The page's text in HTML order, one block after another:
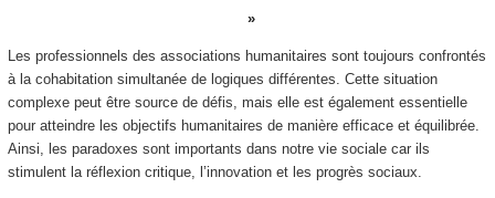
Les professionnels des associations humanitaires sont toujours confrontés
à la cohabitation simultanée de logiques différentes. Cette situation
complexe peut être source de défis, mais elle est également essentielle
pour atteindre les objectifs humanitaires de manière efficace et équilibrée.
Ainsi, les paradoxes sont importants dans notre vie sociale car ils
stimulent la réflexion critique, l’innovation et les progrès sociaux.